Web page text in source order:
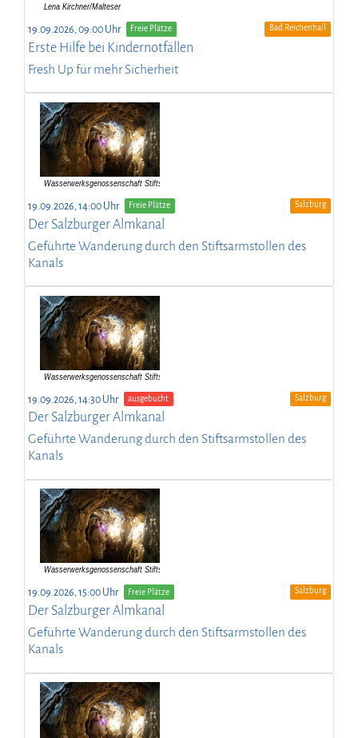
19.09.2026, 09:00 Uhr Freie Plätze Bad Reichenhall
Erste Hilfe bei Kindernotfällen
Fresh Up für mehr Sicherheit
19.09.2026, 14:00 Uhr Freie Plätze Salzburg
Der Salzburger Almkanal
Geführte Wanderung durch den Stiftsarmstollen des
Kanals
19.09.2026, 14:30 Uhr ausgebucht Salzburg
Der Salzburger Almkanal
Geführte Wanderung durch den Stiftsarmstollen des
Kanals
19.09.2026, 15:00 Uhr Freie Plätze Salzburg
Der Salzburger Almkanal
Geführte Wanderung durch den Stiftsarmstollen des
Kanals